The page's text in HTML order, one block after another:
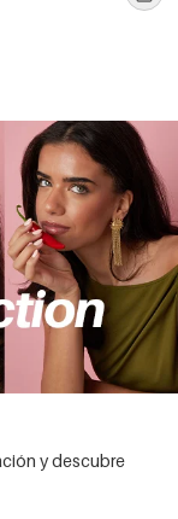
y descubre